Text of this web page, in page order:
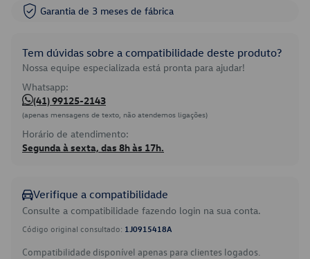
Garantia de 3 meses de fábrica
Tem dúvidas sobre a compatibilidade deste produto?
Nossa equipe especializada está pronta para ajudar!
Whatsapp:
(41) 99125-2143
(apenas mensagens de texto, não atendemos ligações)
Horário de atendimento:
Segunda à sexta, das 8h às 17h.
Verifique a compatibilidade
Consulte a compatibilidade fazendo login na sua conta.
Código original consultado: 1J0915418A
Compatibilidade disponível apenas para clientes logados.